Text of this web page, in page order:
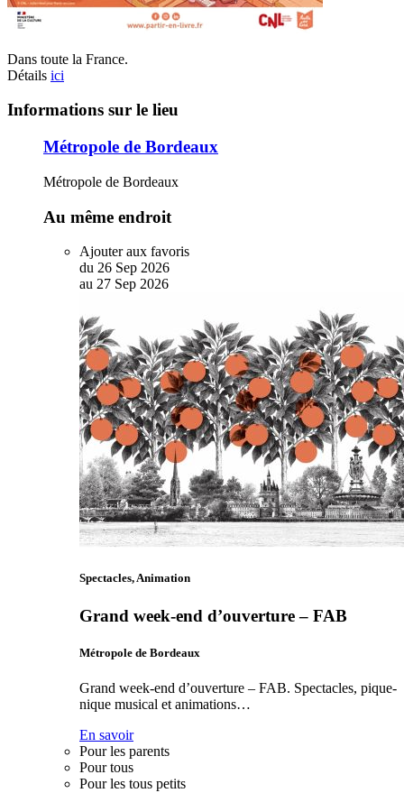
Dans toute la France.
Détails ici
Informations sur le lieu
Métropole de Bordeaux
Métropole de Bordeaux
Au même endroit
Ajouter aux favoris
du 26 Sep 2026
au 27 Sep 2026
Spectacles, Animation
Grand week-end d’ouverture – FAB
Métropole de Bordeaux
Grand week-end d’ouverture – FAB. Spectacles, pique-
nique musical et animations…
En savoir
Pour les parents
Pour tous
Pour les tous petits